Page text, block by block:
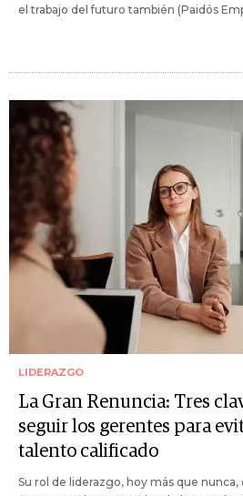
el trabajo del futuro también (Paidós
LIDERAZGO
La Gran Renuncia: Tres
seguir los gerentes para
talento calificado
Su rol de liderazgo, hoy más que nunca,